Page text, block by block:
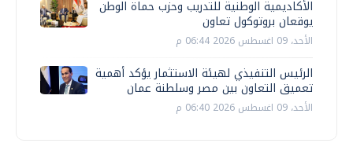
الأكاديمية الوطنية للتدريب وحزب حماة الوطن
يوقعان بروتوكول تعاون
الأحد، 09 اغسطس 2026 06:44 م
الرئيس التنفيذي لهيئة الاستثمار يؤكد أهمية
تعميق التعاون بين مصر وسلطنة عمان
الأحد، 09 اغسطس 2026 06:40 م